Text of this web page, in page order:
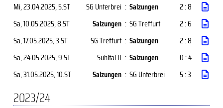
Mi, 23.04.2025, 5.ST SG Unterbrei : Salzungen
2 : 8
Sa, 10.05.2025, 8.ST Salzungen : SG Treffurt
2 : 6
Sa, 17.05.2025, 3.ST SG Treffurt : Salzungen
2 : 8
Sa, 24.05.2025, 9.ST Suhltal II : Salzungen
0 : 4
Sa, 31.05.2025, 10.ST Salzungen : SG Unterbrei 5 : 3
2023/24